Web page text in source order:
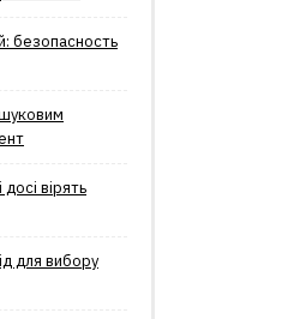
безопасность
вірять
для вибору